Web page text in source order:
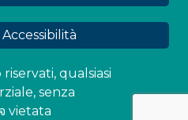
qualsiasi
senza
vietata